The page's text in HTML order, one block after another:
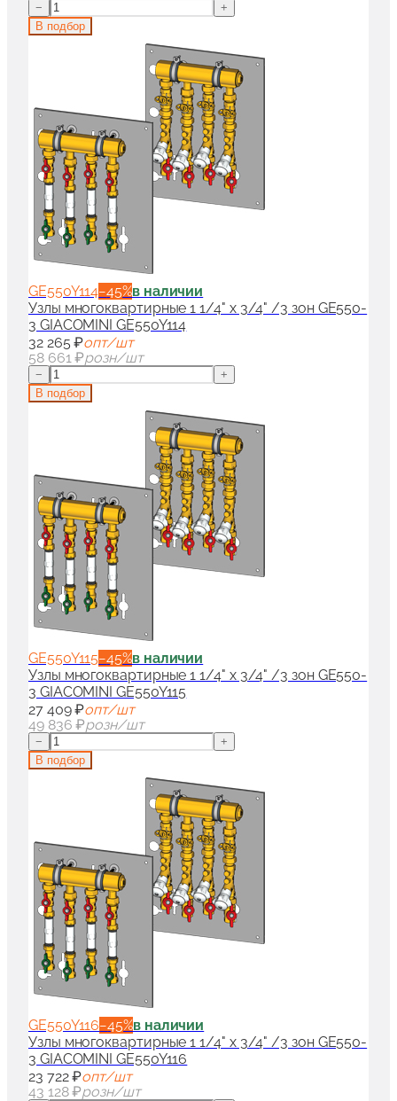
−
+
В подбор
GE550Y114−45%в наличии
Узлы многоквартирные 1 1/4" x 3/4" /3 зон GE550-
3 GIACOMINI GE550Y114
32 265 ₽опт/шт
58 661 ₽розн/шт
−
+
В подбор
GE550Y115−45%в наличии
Узлы многоквартирные 1 1/4" x 3/4" /3 зон GE550-
3 GIACOMINI GE550Y115
27 409 ₽опт/шт
49 836 ₽розн/шт
−
+
В подбор
GE550Y116−45%в наличии
Узлы многоквартирные 1 1/4" x 3/4" /3 зон GE550-
3 GIACOMINI GE550Y116
23 722 ₽опт/шт
43 128 ₽розн/шт